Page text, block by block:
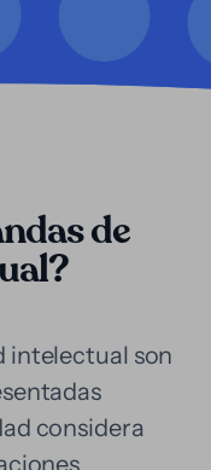
de
intelectual son
considera